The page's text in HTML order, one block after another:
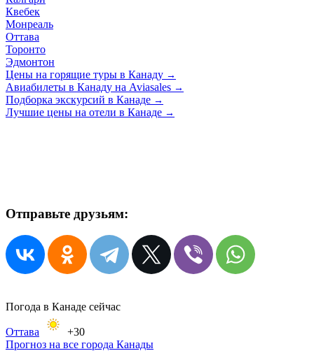
Квебек
Монреаль
Оттава
Торонто
Эдмонтон
Цены на горящие туры в Канаду →
Авиабилеты в Канаду на Aviasales →
Подборка экскурсий в Канаде →
Лучшие цены на отели в Канаде →
Отправьте друзьям:
Погода в Канаде сейчас
Оттава
+30
Прогноз на все города Канады